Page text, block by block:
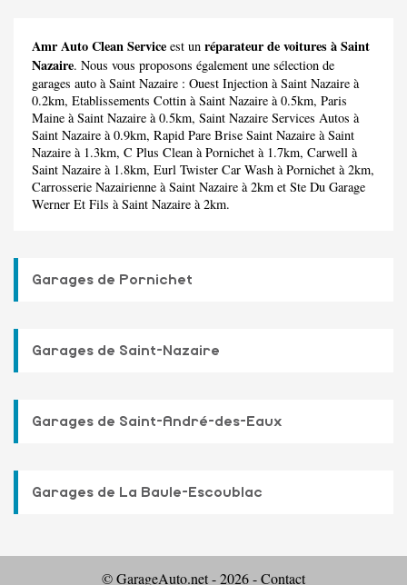
Amr Auto Clean Service est un réparateur de voitures à Saint
Nazaire. Nous vous proposons également une sélection de
garages auto à Saint Nazaire : Ouest Injection à Saint Nazaire à
0.2km, Etablissements Cottin à Saint Nazaire à 0.5km, Paris
Maine à Saint Nazaire à 0.5km, Saint Nazaire Services Autos à
Saint Nazaire à 0.9km, Rapid Pare Brise Saint Nazaire à Saint
Nazaire à 1.3km, C Plus Clean à Pornichet à 1.7km, Carwell à
Saint Nazaire à 1.8km, Eurl Twister Car Wash à Pornichet à 2km,
Carrosserie Nazairienne à Saint Nazaire à 2km et Ste Du Garage
Werner Et Fils à Saint Nazaire à 2km.
Garages de Pornichet
Garages de Saint-Nazaire
Garages de Saint-André-des-Eaux
Garages de La Baule-Escoublac
© GarageAuto.net - 2026 -Contact